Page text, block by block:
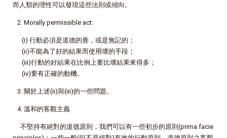
而人類的理性可以發現這些法則或傾向。
2. Morally permissible act:
(i) 行動必須是道德的善，或是無記的；
(ii)不能為了好的結果而使用壞的手段；
(iii)行動的好結果在比例上要比壞結果來得多；
(iv)要有正確的動機。
3. 關於上述(ii)與(iii)的一些問題。
4. 溫和的客觀主義
不堅持有絕對的道德原則，我們可以有一些初步的原則(prima facie